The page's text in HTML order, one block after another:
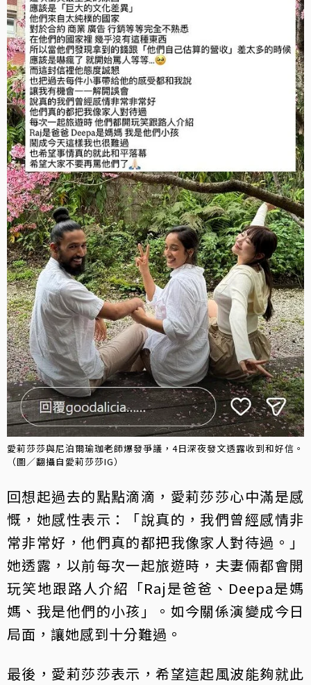
愛莉莎莎與尼泊爾瑜珈老師爆發爭議，4日深夜發文透露收到和好信。
（圖／翻攝自愛莉莎莎IG）
回想起過去的點點滴滴，愛莉莎莎心中滿是感
慨，她感性表示：「說真的，我們曾經感情非
常非常好，他們真的都把我像家人對待過。」
她透露，以前每次一起旅遊時，夫妻倆都會開
玩笑地跟路人介紹「Raj是爸爸、Deepa是媽
媽、我是他們的小孩」。如今關係演變成今日
局面，讓她感到十分難過。
最後，愛莉莎莎表示，希望這起風波能夠就此